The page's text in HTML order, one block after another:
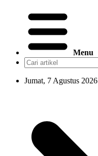
Menu
Jumat, 7 Agustus 2026